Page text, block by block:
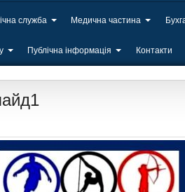
служба Медична частина
Публічна інформація Контакти